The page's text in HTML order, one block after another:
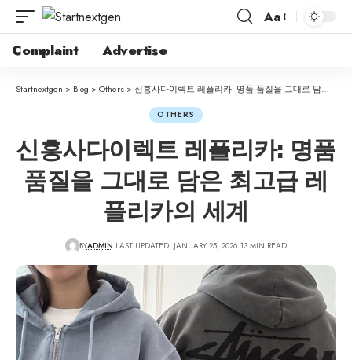
Aa
Complaint Advertise
Startnextgen > Blog >Others >신흥사다이렉트 레플리카: 명품 품질을 그대로 담은 최고급 레플리카의 세계
OTHERS
신흥사다이렉트 레플리카: 명품
품질을 그대로 담은 최고급 레
플리카의 세계
BYADMIN LAST UPDATED: JANUARY 25, 2026 13 MIN READ